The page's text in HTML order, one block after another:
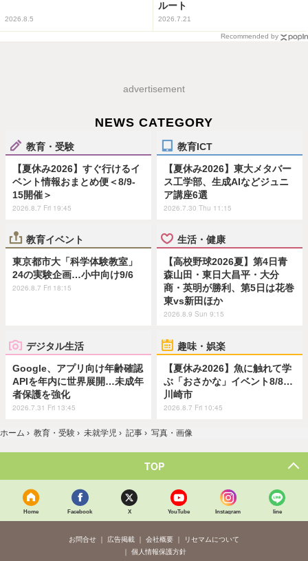
2026.8.5
ルート
2026.7.21
Recommended by
advertisement
NEWS CATEGORY
教育・受験
【夏休み2026】すぐ行けるイ
ベント情報おまとめ便＜8/9-
15開催＞
2026.8.7 Fri 19:45
教育ICT
【夏休み2026】東大メタバー
ス工学部、生成AIなどジュニ
ア講座6選
2026.7.30 Thu 11:15
教育イベント
東京都市大「科学体験教室」
24の実験企画…小中向け9/6
2026.8.7 Fri 18:15
生活・健康
【高校野球2026夏】第4日青
森山田・東日大昌平・大分
商・英明が勝利、第5日は花巻
東vs新田ほか
2026.8.9 Sun 9:15
デジタル生活
Google、アプリ向け年齢確認
APIを年内に世界展開…未成年
者保護を強化
2026.7.31 Fri 13:45
趣味・娯楽
【夏休み2026】魚に触れて学
ぶ「おさかな」イベント8/8…
川崎市
2026.8.7 Fri 10:45
ホーム › 教育・受験 › 未就学児 › 記事 › 写真・画像
TOP
Home Facebook X YouTube Instagram line
お問合せ 広告掲載 会社概要
リセマムについて
個人情報保護方針